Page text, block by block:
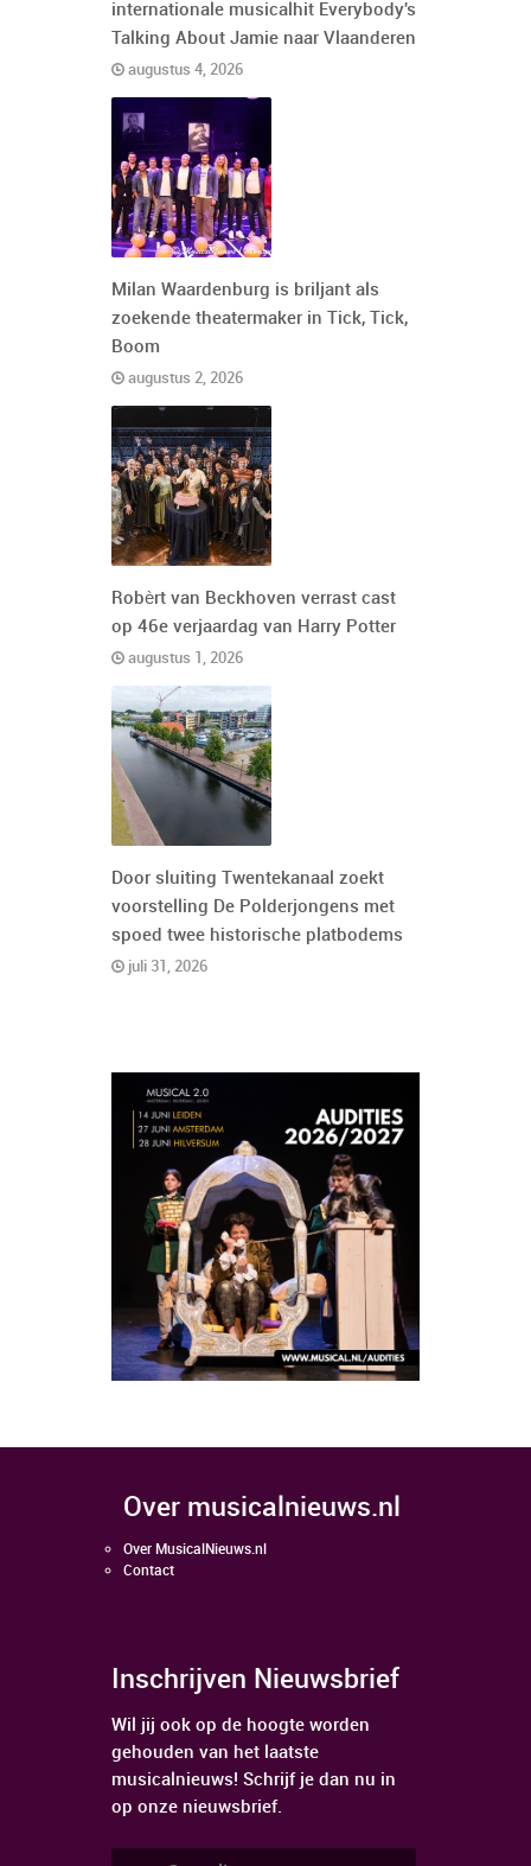
internationale musicalhit Everybody's
Talking About Jamie naar Vlaanderen
augustus 4, 2026
Milan Waardenburg is briljant als
zoekende theatermaker in Tick, Tick,
Boom
augustus 2, 2026
Robèrt van Beckhoven verrast cast
op 46e verjaardag van Harry Potter
augustus 1, 2026
Door sluiting Twentekanaal zoekt
voorstelling De Polderjongens met
spoed twee historische platbodems
juli 31, 2026
over musicalnieuws.nl
Over MusicalNieuws.nl
Contact
Inschrijven Nieuwsbrief
Wil jij ook op de hoogte worden
gehouden van het laatste
musicalnieuws! Schrijf je dan nu in
op onze nieuwsbrief.